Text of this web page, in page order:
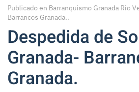
Publicado en Barranquismo Granada Rio
Barrancos Granada..
Despedida de
Granada-
Granada.